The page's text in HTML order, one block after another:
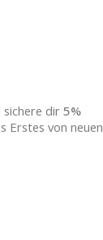
sichere dir 5%
Erstes von neuen